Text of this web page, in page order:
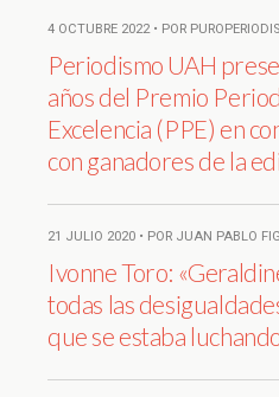
4 OCTUBRE 2022 • POR
Periodismo UAH
años del Premio
Excelencia (PPE) en
con ganadores de la
21 JULIO 2020 • POR JUAN PABLO
Ivonne Toro:
todas las
que se estaba